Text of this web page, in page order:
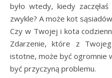
było wtedy, kiedy
zwykle? A może kot
Czy w Twojej i kota
Zdarzenie, które z
istotne, może być ogromnie
być przyczyną problemu.